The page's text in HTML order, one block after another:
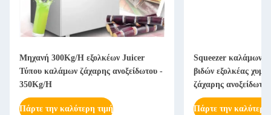
Μηχανή 300Kg/H εξολκέων Juicer
Τύπου καλάμων ζάχαρης ανοξείδωτου -
350Kg/H
Πάρτε την καλύτερη τιμή
Squeezer καλάμων
βιδών εξολκέας
ζάχαρης
Πάρτε την καλύτερη